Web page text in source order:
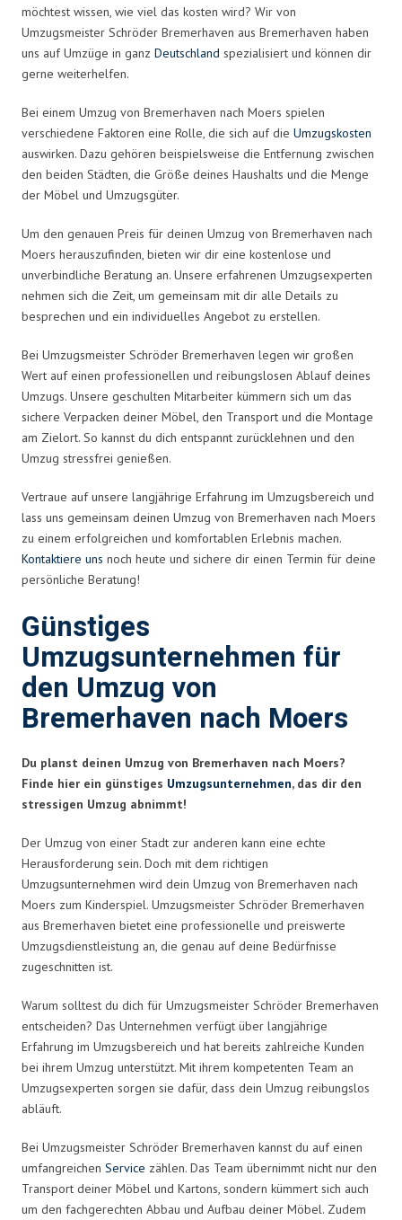
möchtest wissen, wie viel das kosten wird? Wir von
Umzugsmeister Schröder Bremerhaven aus Bremerhaven haben
uns auf Umzüge in ganz Deutschland spezialisiert und können dir
gerne weiterhelfen.
Bei einem Umzug von Bremerhaven nach Moers spielen
verschiedene Faktoren eine Rolle, die sich auf die Umzugskosten
auswirken. Dazu gehören beispielsweise die Entfernung zwischen
den beiden Städten, die Größe deines Haushalts und die Menge
der Möbel und Umzugsgüter.
Um den genauen Preis für deinen Umzug von Bremerhaven nach
Moers herauszufinden, bieten wir dir eine kostenlose und
unverbindliche Beratung an. Unsere erfahrenen Umzugsexperten
nehmen sich die Zeit, um gemeinsam mit dir alle Details zu
besprechen und ein individuelles Angebot zu erstellen.
Bei Umzugsmeister Schröder Bremerhaven legen wir großen
Wert auf einen professionellen und reibungslosen Ablauf deines
Umzugs. Unsere geschulten Mitarbeiter kümmern sich um das
sichere Verpacken deiner Möbel, den Transport und die Montage
am Zielort. So kannst du dich entspannt zurücklehnen und den
Umzug stressfrei genießen.
Vertraue auf unsere langjährige Erfahrung im Umzugsbereich und
lass uns gemeinsam deinen Umzug von Bremerhaven nach Moers
zu einem erfolgreichen und komfortablen Erlebnis machen.
Kontaktiere uns noch heute und sichere dir einen Termin für deine
persönliche Beratung!
Günstiges
Umzugsunternehmen für
den Umzug von
Bremerhaven nach Moers
Du planst deinen Umzug von Bremerhaven nach Moers?
Finde hier ein günstiges Umzugsunternehmen, das dir den
stressigen Umzug abnimmt!
Der Umzug von einer Stadt zur anderen kann eine echte
Herausforderung sein. Doch mit dem richtigen
Umzugsunternehmen wird dein Umzug von Bremerhaven nach
Moers zum Kinderspiel. Umzugsmeister Schröder Bremerhaven
aus Bremerhaven bietet eine professionelle und preiswerte
Umzugsdienstleistung an, die genau auf deine Bedürfnisse
zugeschnitten ist.
Warum solltest du dich für Umzugsmeister Schröder Bremerhaven
entscheiden? Das Unternehmen verfügt über langjährige
Erfahrung im Umzugsbereich und hat bereits zahlreiche Kunden
bei ihrem Umzug unterstützt. Mit ihrem kompetenten Team an
Umzugsexperten sorgen sie dafür, dass dein Umzug reibungslos
abläuft.
Bei Umzugsmeister Schröder Bremerhaven kannst du auf einen
umfangreichen Service zählen. Das Team übernimmt nicht nur den
Transport deiner Möbel und Kartons, sondern kümmert sich auch
um den fachgerechten Abbau und Aufbau deiner Möbel. Zudem